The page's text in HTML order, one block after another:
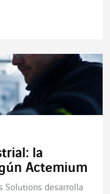
la
Actemium
Solutions desarrolla